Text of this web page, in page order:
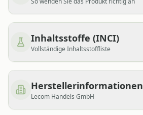
Inhaltsstoffe (INCI)
Vollständige Inhaltsstoffliste
Herstellerinformationen
Lecom Handels GmbH